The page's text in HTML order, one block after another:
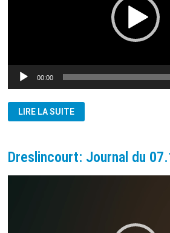
00:00
GAZZA:
JE
MOTS
POUR
CETTE
LIRE LA SUITE
Dreslincourt: Journal du